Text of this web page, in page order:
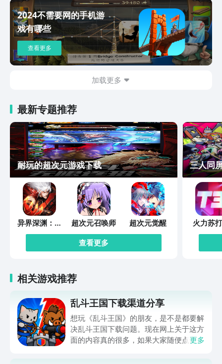
2024不需要网的手机游
戏有哪些
查看更多
加载更多
最新专题推荐
耐玩的超次元游戏下载
异界深渊：觉
醒
超次元召唤师
超次元觉醒
查看更多
三人同
火力苏
相关游戏推荐
乱斗王国下载渠道分享
想玩《乱斗王国》的朋友，是不是都要解
决乱斗王国下载问题。现在网上关于这方
面的内容真的很多，如果大家随便点击陌
更多